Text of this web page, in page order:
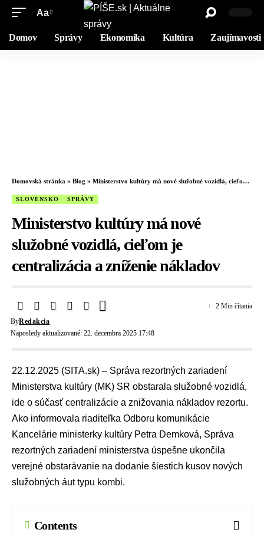
Aa
Domov Správy Ekonomika Kultúra Zaujímavosti
Domovská stránka » Blog » Ministerstvo kultúry má nové služobné vozidlá, cieľom je centralizácia a zníženie nákladov
SLOVENSKO SPRÁVY
Ministerstvo kultúry má nové
služobné vozidlá, cieľom je
centralizácia a zníženie nákladov
Naposledy aktualizované: 22. decembra 2025 17:48
ByRedakcia
2 Min čítania
22.12.2025 (SITA.sk) – Správa rezortných zariadení
Ministerstva kultúry (MK) SR obstarala služobné vozidlá,
ide o súčasť centralizácie a znižovania nákladov rezortu.
Ako informovala riaditeľka Odboru komunikácie
Kancelárie ministerky kultúry Petra Demková, Správa
rezortných zariadení ministerstva úspešne ukončila
verejné obstarávanie na dodanie šiestich kusov nových
služobných áut typu kombi.
Contents